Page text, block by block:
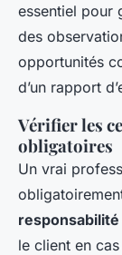
essentiel pour
des
opportunités
d’un rapport
Vérifier les
obligatoires
Un vrai
le client en